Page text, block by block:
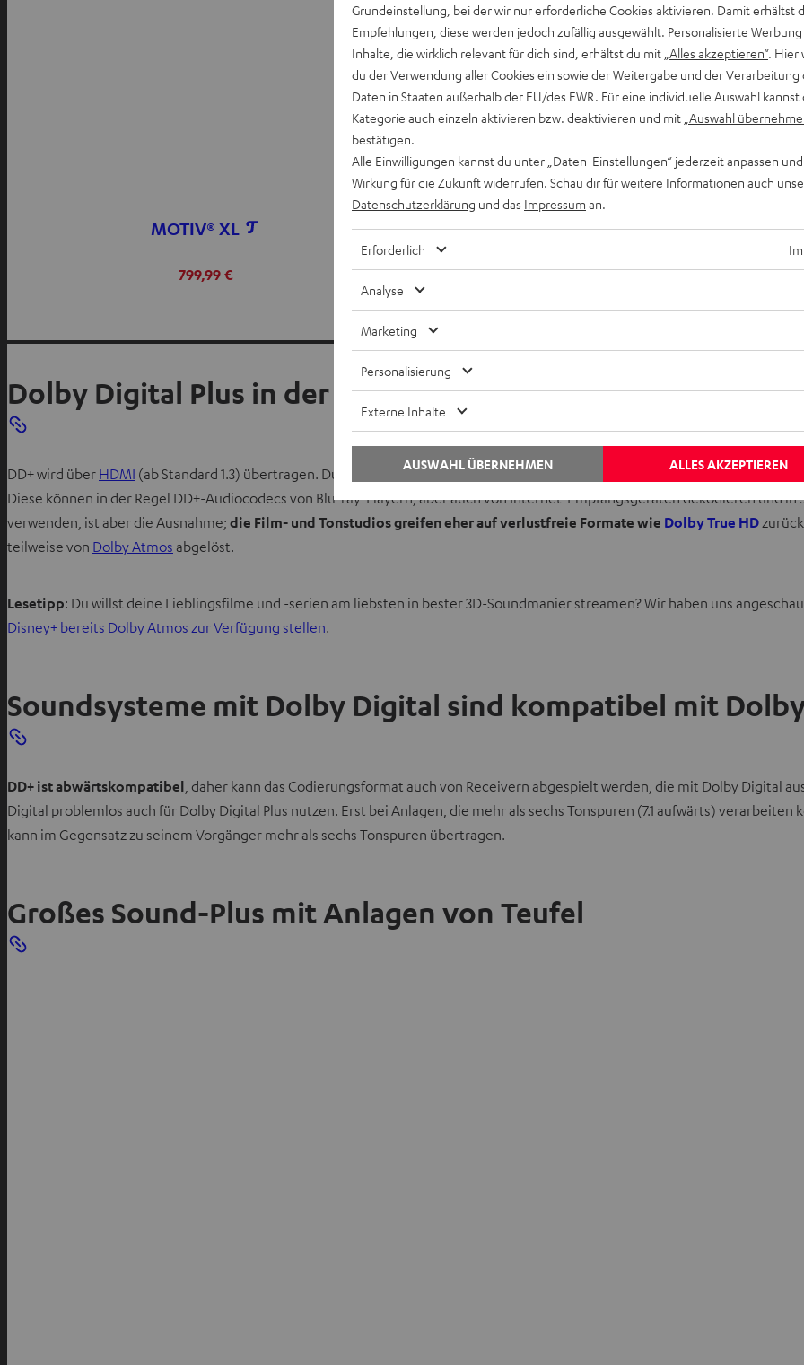
MOTIV® XL
799,99 €
STEREO M 2
899,99 €
Dolby Digital Plus in der Praxis
DD+ wird über HDMI (ab Standard 1.3) übertragen. Du solltest also darauf achten, dass der
mit einer HDMI-Buchse
Diese können in der Regel DD+-Audiocodecs von Blu-ray-Playern, aber auch von Internet-Empfangsgeräten dekodieren und in
verwenden, ist aber die Ausnahme; die Film- und Tonstudios greifen eher auf verlustfreie Formate wie Dolby True HD
teilweise von Dolby Atmos abgelöst.
Lesetipp: Du willst deine Lieblingsfilme und -serien am liebsten in bester 3D-Soundmanier streamen? Wir haben uns
Disney+ bereits Dolby Atmos zur Verfügung stellen.
Soundsysteme mit Dolby Digital sind kompatibel mit
DD+ ist abwärtskompatibel, daher kann das Codierungsformat auch von Receivern abgespielt werden, die mit Dolby Digital
Digital problemlos auch für Dolby Digital Plus nutzen. Erst bei Anlagen, die mehr als sechs Tonspuren (7.1 aufwärts)
kann im Gegensatz zu seinem Vorgänger mehr als sechs Tonspuren übertragen.
Großes Sound-Plus mit Anlagen von Teufel
Grundeinstellung, bei der wir nur erforderliche Cookies aktivieren. Damit erhältst
Empfehlungen, diese werden jedoch zufällig ausgewählt. Personalisierte
Inhalte, die wirklich relevant für dich sind, erhältst du mit „Alles akzeptieren“. Hier
du der Verwendung aller Cookies ein sowie der Weitergabe und der Verarbeitung
Daten in Staaten außerhalb der EU/des EWR. Für eine individuelle Auswahl kannst
Kategorie auch einzeln aktivieren bzw. deaktivieren und mit „Auswahl
bestätigen.
Alle Einwilligungen kannst du unter „Daten-Einstellungen“ jederzeit anpassen
Wirkung für die Zukunft widerrufen. Schau dir für weitere Informationen auch
Datenschutzerklärung und das Impressum an.
Erforderlich
Analyse
Marketing
Personalisierung
Externe Inhalte
ALLES AKZEPTIEREN
AUSWAHL ÜBERNEHMEN